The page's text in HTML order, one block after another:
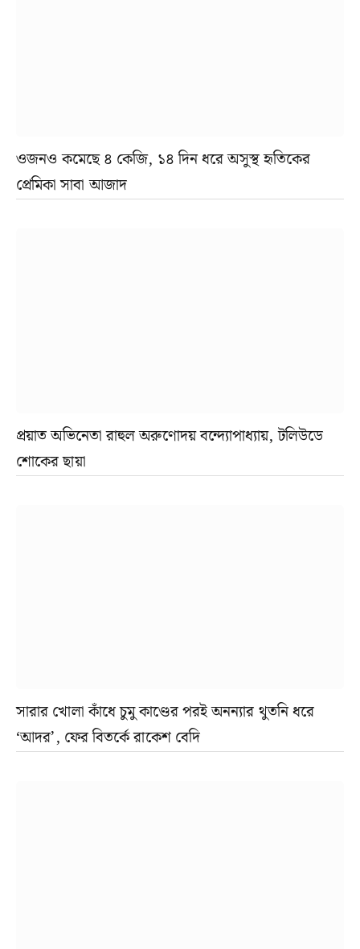
ওজনও কমেছে ৪ কেজি, ১৪ দিন ধরে অসুস্থ হৃতিকের
প্রেমিকা সাবা আজাদ
প্রয়াত অভিনেতা রাহুল অরুণোদয় বন্দ্যোপাধ্যায়, টলিউডে
শোকের ছায়া
সারার খোলা কাঁধে চুমু কাণ্ডের পরই অনন্যার থুতনি ধরে
‘আদর’, ফের বিতর্কে রাকেশ বেদি